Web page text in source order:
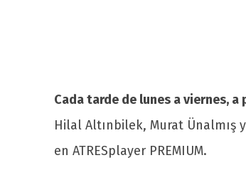
Cada tarde de lunes a viernes, a
Hilal Altınbilek, Murat
en ATRESplayer PREMIUM.